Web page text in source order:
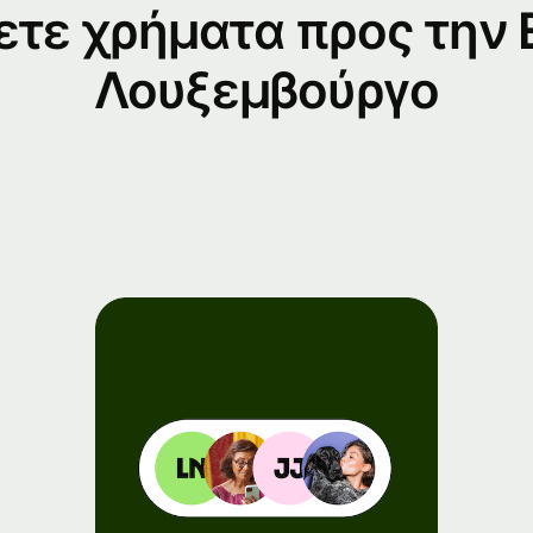
API
χρήματα προς
Λουξεμβούργο